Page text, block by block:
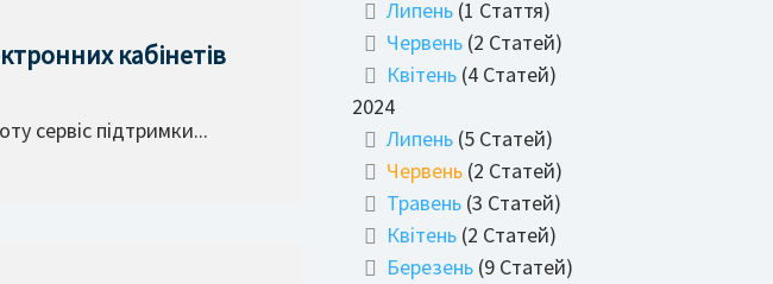
кабінетів
сервіс підтримки...
Липень(1 Стаття)
Червень(2 Статей)
Квітень(4 Статей)
2024
Липень(5 Статей)
Червень(2 Статей)
Травень(3 Статей)
Квітень(2 Статей)
Березень(9 Статей)